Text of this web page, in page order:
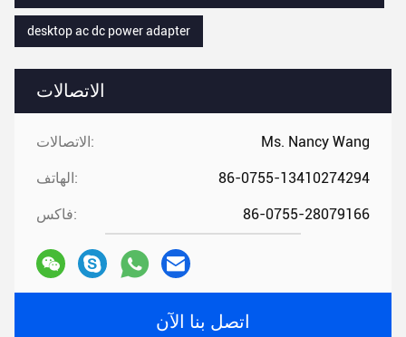
الاتصالات
الاتصالات: Ms. Nancy Wang
الهاتف: 86-0755-13410274294
فاكس: 86-0755-28079166
اتصل بنا الآن
desktop ac dc power adapter